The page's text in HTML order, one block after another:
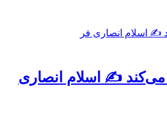
می‌کند ✍️ اسلام انصاری